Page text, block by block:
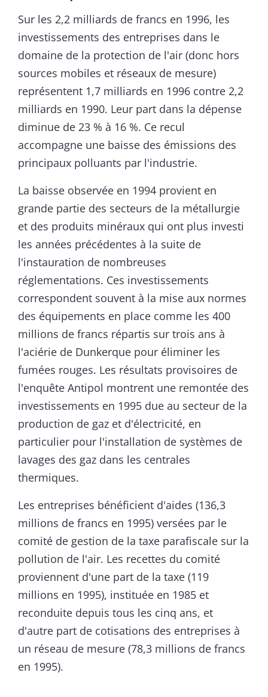
Sur les 2,2 milliards de francs en 1996, les
investissements des entreprises dans le
domaine de la protection de l'air (donc hors
sources mobiles et réseaux de mesure)
représentent 1,7 milliards en 1996 contre 2,2
milliards en 1990. Leur part dans la dépense
diminue de 23 % à 16 %. Ce recul
accompagne une baisse des émissions des
principaux polluants par l'industrie.
La baisse observée en 1994 provient en
grande partie des secteurs de la métallurgie
et des produits minéraux qui ont plus investi
les années précédentes à la suite de
l'instauration de nombreuses
réglementations. Ces investissements
correspondent souvent à la mise aux normes
des équipements en place comme les 400
millions de francs répartis sur trois ans à
l'aciérie de Dunkerque pour éliminer les
fumées rouges. Les résultats provisoires de
l'enquête Antipol montrent une remontée des
investissements en 1995 due au secteur de la
production de gaz et d'électricité, en
particulier pour l'installation de systèmes de
lavages des gaz dans les centrales
thermiques.
Les entreprises bénéficient d'aides (136,3
millions de francs en 1995) versées par le
comité de gestion de la taxe parafiscale sur la
pollution de l'air. Les recettes du comité
proviennent d'une part de la taxe (119
millions en 1995), instituée en 1985 et
reconduite depuis tous les cinq ans, et
d'autre part de cotisations des entreprises à
un réseau de mesure (78,3 millions de francs
en 1995).